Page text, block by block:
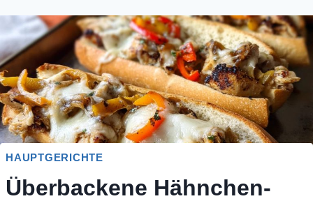
HAUPTGERICHTE
Überbackene Hähnchen-